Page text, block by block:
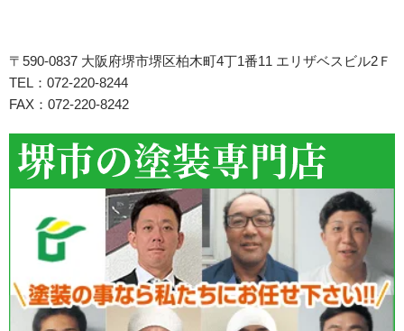
〒590-0837 大阪府堺市堺区柏木町4丁1番11 エリザベスビル2Ｆ
TEL：072-220-8244
FAX：072-220-8242